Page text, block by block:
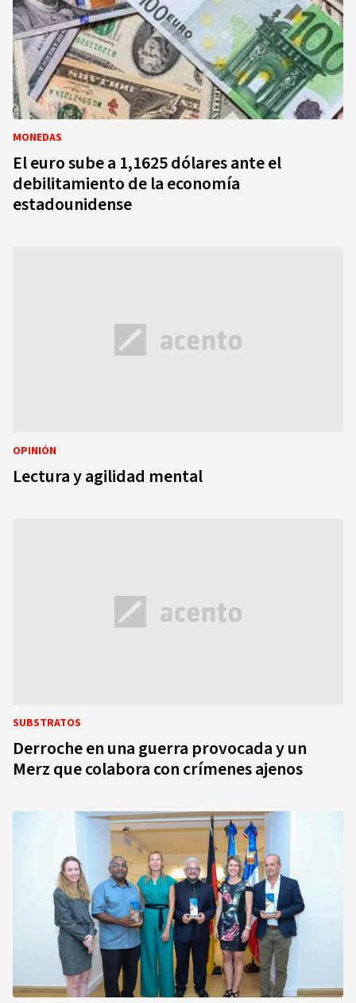
MONEDAS
El euro sube a 1,1625 dólares ante el
debilitamiento de la economía
estadounidense
OPINIÓN
Lectura y agilidad mental
SUBSTRATOS
Derroche en una guerra provocada y un
Merz que colabora con crímenes ajenos